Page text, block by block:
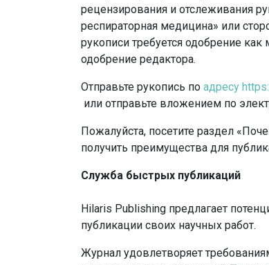
рецензирования и отслеживания
респираторная медицина» или
рукописи требуется одобрение
одобрение редактора.
Отправьте рукопись по адресу
или отправьте вложением по
Пожалуйста, посетите раздел
получить преимущества для
Служба быстрых публикаций
Hilaris Publishing предлагает
публикации своих научных работ.
Журнал удовлетворяет